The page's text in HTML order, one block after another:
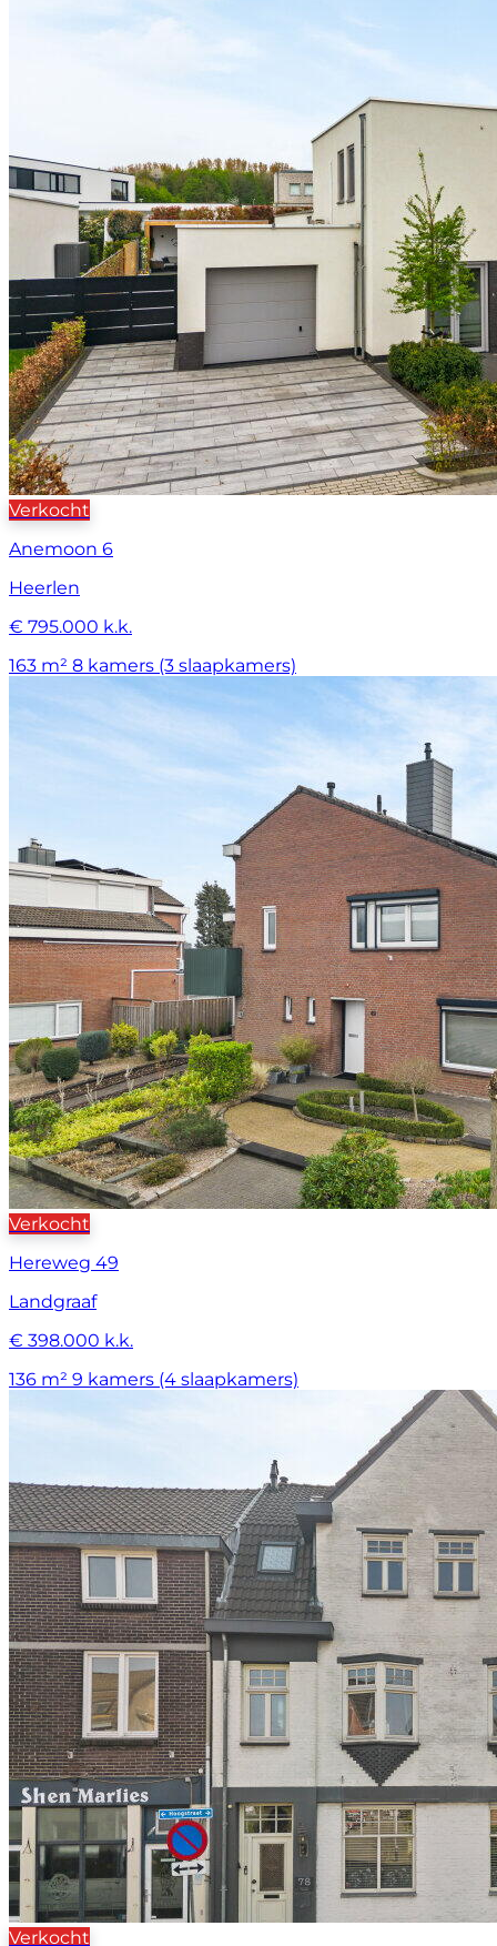
Verkocht
Anemoon 6
Heerlen
€ 795.000 k.k.
163 m² 8 kamers (3 slaapkamers)
Verkocht
Hereweg 49
Landgraaf
€ 398.000 k.k.
136 m² 9 kamers (4 slaapkamers)
Verkocht